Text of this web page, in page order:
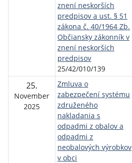
znení neskorších
predpisov a ust. § 51
zákona č. 40/1964 Zb.
Občiansky zákonník v
znení neskorších
predpisov
25/42/010/139
25.
November
2025
Zmluva o
zabezpečení systému
združeného
nakladania s
odpadmi z obalov a
odpadmi z
neobalových výrobkov
v obci